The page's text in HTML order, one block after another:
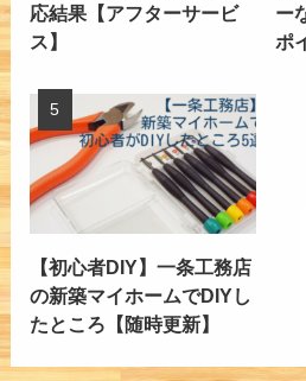
応結果【アフターサービ
ス】
ー
ポ
【初心者DIY】一条工務店
の新築マイホームでDIYし
たところ【随時更新】